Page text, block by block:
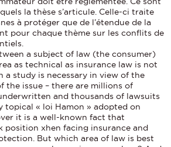
la thèse s’articule. Celle-ci traite
à protéger que de l’étendue de la
pour chaque thème sur les conflits de
a subject of law (the consumer)
as technical as insurance law is not
a study is necessary in view of the
the issue – there are millions of
and thousands of lawsuits
topical « loi Hamon » adopted on
it is a well-known fact that
position xhen facing insurance and
But which area of law is best